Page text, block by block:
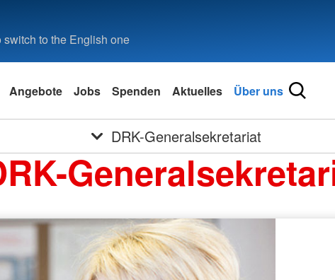
to the English one
Angebote Jobs Spenden Aktuelles Über uns
DRK-Generalsekretariat